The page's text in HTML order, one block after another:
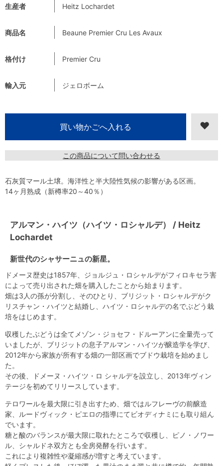
生産者 Heitz Lochardet
商品名 Beaune Premier Cru Les Avaux
格付け Premier Cru
輸入元 ジェロボーム
この商品について問い合わせる
石灰質マール土壌。海洋性と半大陸性気候の影響がある区画。
14ヶ月熟成（新樽率20～40％）
アルマン・ハイツ（ハイツ・ロシャルデ） / Heitz
Lochardet
新世代のシャサーニュの新星。
ドメーヌ歴史は1857年、ジョルジュ・ロシャルデがフィロキセラ害
によって売り出された畑を購入したことから始まります。
畑は3人の孫が分割し、そのひとり、ブリジット・ロシャルデがク
リスチャン・ハイツと結婚し、ハイツ・ロシャルデの名でぶどう栽
培をはじめます。
収穫したぶどうは全てメゾン・ジョセフ・ドルーアンに全量売って
いましたが、ブリジットの息子アルマン・ハイツが醸造学を学び、
2012年から家族が所有する畑の一部区画でブドウ栽培を始めまし
た。
その後、ドメーヌ・ハイツ・ロ シャルデを設立し、2013年ヴィン
テージを初めてリリースしています。
テロワールを最大限に引き出すため、畑ではルフレーヴの前醸造
家、ルードヴィック・ピエロの指導にてビオディナミにも取り組ん
でいます。
糖と酸のバランスが最大限に取れたところで収穫し、ピノ・ノワー
ル、シャルドネ双方とも全房発酵を行います。
これにより複雑性や凝縮感が増すと考えています。